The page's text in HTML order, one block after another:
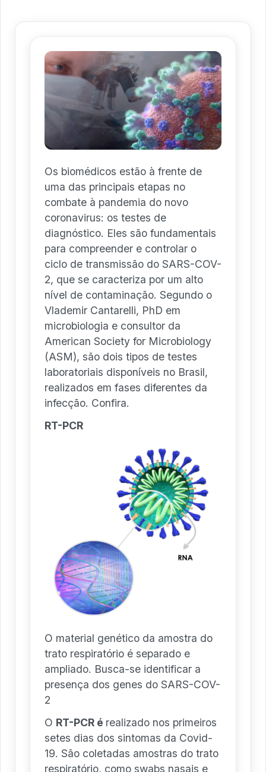
Os biomédicos estão à frente de
uma das principais etapas no
combate à pandemia do novo
coronavirus: os testes de
diagnóstico. Eles são fundamentais
para compreender e controlar o
ciclo de transmissão do SARS-COV-
2, que se caracteriza por um alto
nível de contaminação. Segundo o
Vlademir Cantarelli, PhD em
microbiologia e consultor da
American Society for Microbiology
(ASM), são dois tipos de testes
laboratoriais disponíveis no Brasil,
realizados em fases diferentes da
infecção. Confira.
RT-PCR
O material genético da amostra do
trato respiratório é separado e
ampliado. Busca-se identificar a
presença dos genes do SARS-COV-
2
O RT-PCR é realizado nos primeiros
setes dias dos sintomas da Covid-
19. São coletadas amostras do trato
respiratório, como swabs nasais e